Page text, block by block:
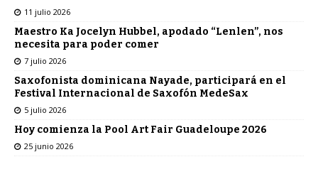
11 julio 2026
Maestro Ka Jocelyn Hubbel, apodado “Lenlen”, nos
necesita para poder comer
7 julio 2026
Saxofonista dominicana Nayade, participará en el
Festival Internacional de Saxofón MedeSax
5 julio 2026
Hoy comienza la Pool Art Fair Guadeloupe 2026
25 junio 2026